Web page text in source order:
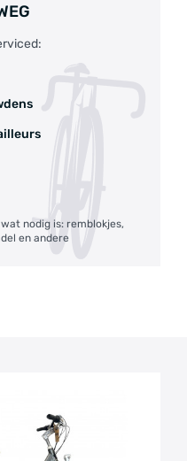
nodig is: remblokjes,
en andere